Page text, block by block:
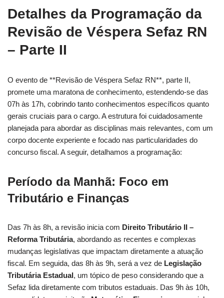
Detalhes da Programação da
Revisão de Véspera Sefaz RN
– Parte II
O evento de **Revisão de Véspera Sefaz RN**, parte II,
promete uma maratona de conhecimento, estendendo-se das
07h às 17h, cobrindo tanto conhecimentos específicos quanto
gerais cruciais para o cargo. A estrutura foi cuidadosamente
planejada para abordar as disciplinas mais relevantes, com um
corpo docente experiente e focado nas particularidades do
concurso fiscal. A seguir, detalhamos a programação:
Período da Manhã: Foco em
Tributário e Finanças
Das 7h às 8h, a revisão inicia com Direito Tributário II –
Reforma Tributária, abordando as recentes e complexas
mudanças legislativas que impactam diretamente a atuação
fiscal. Em seguida, das 8h às 9h, será a vez de Legislação
Tributária Estadual, um tópico de peso considerando que a
Sefaz lida diretamente com tributos estaduais. Das 9h às 10h,